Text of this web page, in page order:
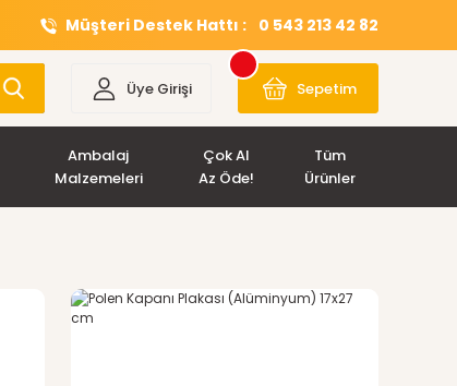
Müşteri Destek Hattı : 0 543 213 42 82
Üye Girişi Sepetim
Ambalaj
Malzemeleri
Çok Al
Az Öde!
Tüm
Ürünler